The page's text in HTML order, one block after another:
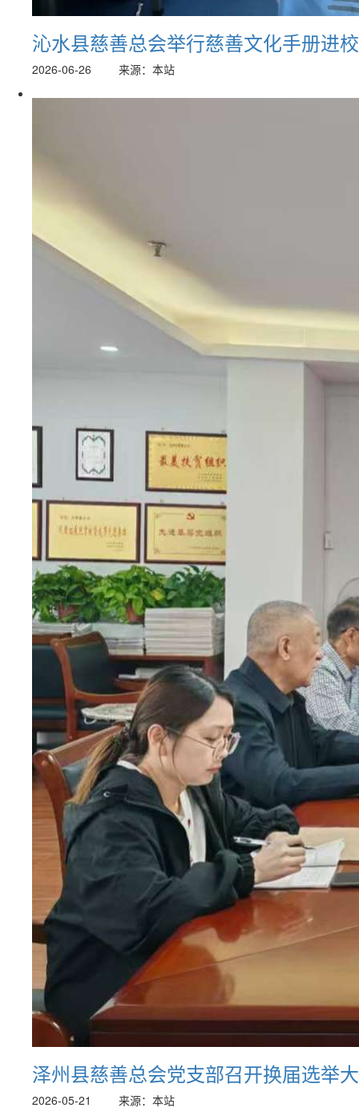
沁水县慈善总会举行慈善文化手册进
2026-06-26 来源：本站
泽州县慈善总会党支部召开换届选举
2026-05-21 来源：本站